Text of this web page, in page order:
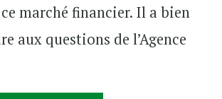
marché financier. Il a bien
aux questions de l’Agence